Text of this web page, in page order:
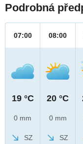
Podrobná
07:00
19 °C
0 mm
SZ
08:00
20 °C
0 mm
SZ